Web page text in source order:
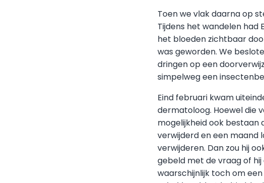
Toen we vlak daarna op
Tijdens het wandelen had
het bloeden zichtbaar
was geworden. We
dringen op een
simpelweg een
Eind februari kwam
dermatoloog. Hoewel die
mogelijkheid ook bestaan
verwijderd en een
verwijderen. Dan zou hij
gebeld met de vraag of
waarschijnlijk toch om